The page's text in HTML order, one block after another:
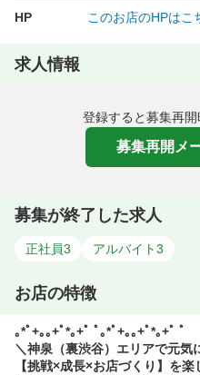
HP このお店のHPはこ
求人情報
登録すると募集再
募集再開メ
募集が終了した求人
正社員3 アルバイト3
お店の特徴
｡*ﾟ+｡｡+ﾟ*｡+ﾟ ﾟ｡*ﾟ+｡｡+ﾟ*｡+ﾟ ﾟ
＼神泉（裏渋谷）エリアで元気
【挑戦×成長×お店づくり】を楽